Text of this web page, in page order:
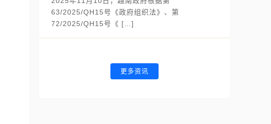
63/2025/QH15号《政府组织法》、第
72/2025/QH15号《 […]
更多资讯